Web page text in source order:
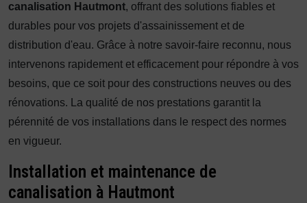
canalisation Hautmont, offrant des solutions fiables et
durables pour vos projets d'assainissement et de
distribution d'eau. Grâce à notre savoir-faire reconnu, nous
intervenons rapidement et efficacement pour répondre à vos
besoins, que ce soit pour des constructions neuves ou des
rénovations. La qualité de nos prestations garantit la
pérennité de vos installations dans le respect des normes
en vigueur.
Installation et maintenance de
canalisation à Hautmont